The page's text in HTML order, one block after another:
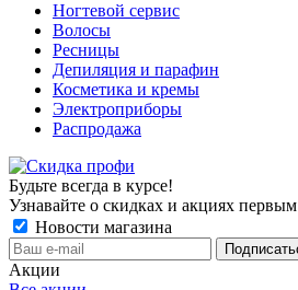
Ногтевой сервис
Волосы
Ресницы
Депиляция и парафин
Косметика и кремы
Электроприборы
Распродажа
Будьте всегда в курсе!
Узнавайте о скидках и акциях первым
Новости магазина
Акции